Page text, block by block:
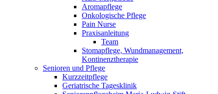
Aromapflege
Onkologische Pflege
Pain Nurse
Praxisanleitung
Team
Stomapflege, Wundmanagement,
Kontinenztherapie
Senioren und Pflege
Kurzzeitpflege
Geriatrische Tagesklinik